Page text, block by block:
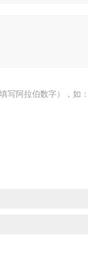
写阿拉伯数字），如